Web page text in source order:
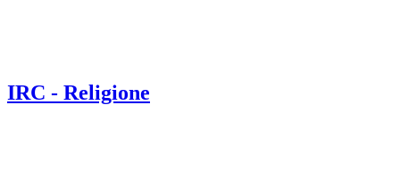
IRC - Religione